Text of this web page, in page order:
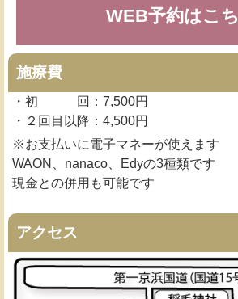
WEB予約はこ
施療費
・初 回：7,500円
・２回目以降：4,500円
※お支払いに電子マネーが使えます
WAON、nanaco、Edyの3種類です
現金との併用も可能です
アクセス